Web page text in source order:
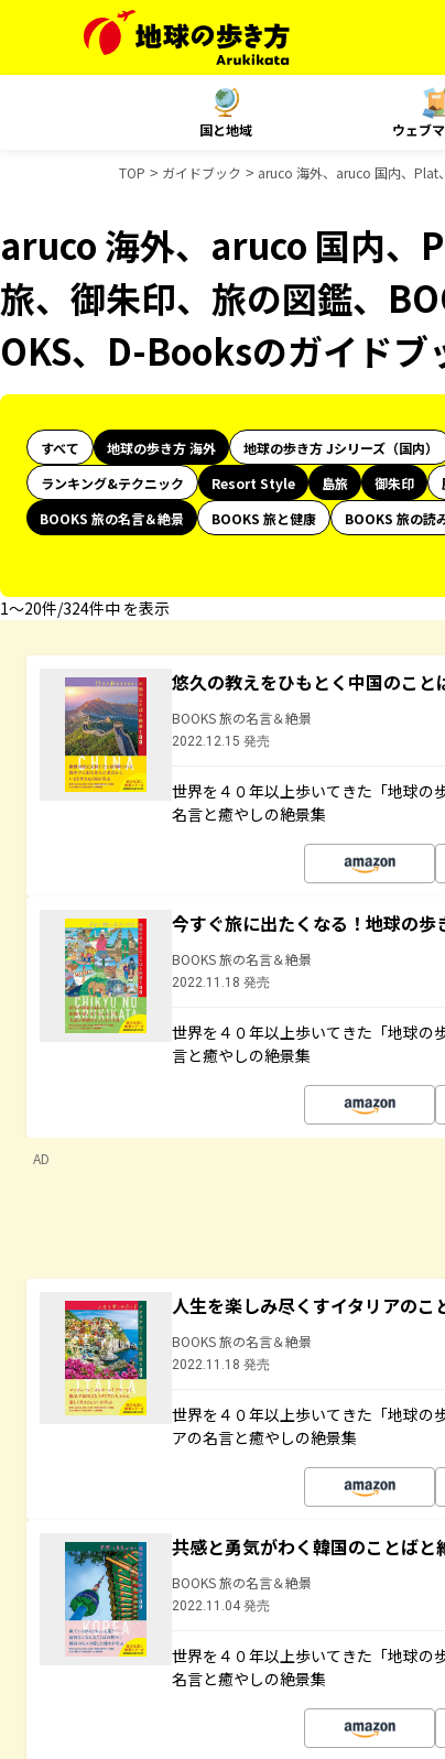
国と地域 ウェブ
TOP ガイドブック aruco 海外、aruco 国内、Plat
aruco 海外、aruco 国内
旅、御朱印、旅の図鑑、
OKS、D-Booksのガイドブ
すべて 地球の歩き方 海外 地球の歩き方 Jシリーズ（国内）
ランキング&テクニック
Resort Style 島旅 御朱印
BOOKS 旅の名言＆絶景
BOOKS 旅と健康 BOOKS 旅の読
1〜20件/324件中 を表示
悠久の教えをひもとく中国のこと
BOOKS 旅の名言＆絶景
2022.12.15 発売
世界を４０年以上歩いてきた「地球の
名言と癒やしの絶景集
今すぐ旅に出たくなる！地球の歩
BOOKS 旅の名言＆絶景
2022.11.18 発売
世界を４０年以上歩いてきた「地球の
言と癒やしの絶景集
AD
人生を楽しみ尽くすイタリアのこ
BOOKS 旅の名言＆絶景
2022.11.18 発売
世界を４０年以上歩いてきた「地球の
アの名言と癒やしの絶景集
共感と勇気がわく韓国のことばと
BOOKS 旅の名言＆絶景
2022.11.04 発売
世界を４０年以上歩いてきた「地球の
名言と癒やしの絶景集